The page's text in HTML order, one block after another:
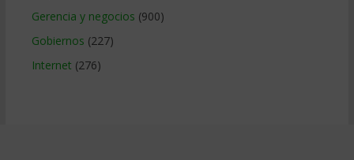
Gerencia y negocios (900)
Gobiernos (227)
Internet (276)